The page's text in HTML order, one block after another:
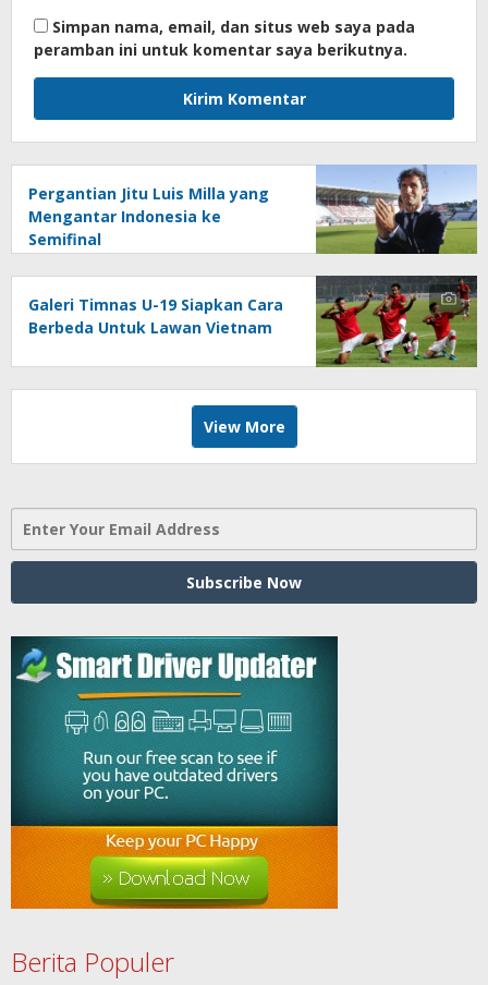
Simpan nama, email, dan situs web saya pada
peramban ini untuk komentar saya berikutnya.
Pergantian Jitu Luis Milla yang
Mengantar Indonesia ke
Semifinal
Galeri Timnas U-19 Siapkan Cara
Berbeda Untuk Lawan Vietnam
View More
Berita Populer